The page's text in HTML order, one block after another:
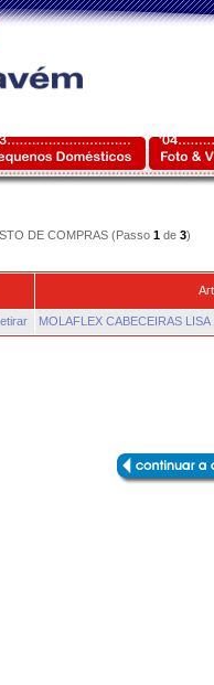
DE COMPRAS (Passo 1de 3)
MOLAFLEX CABECEIRAS LISA